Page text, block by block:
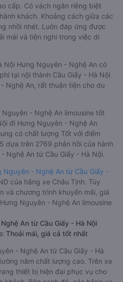
cấp. Có vách ngăn riêng biệt
khách. Khoảng cách giữa các
nhồi nhét. Luôn đáp ứng được
mái và tiện nghi trong việc di
Nội Hưng Nguyên - Nghệ An có
tại nội thành Cầu Giấy - Hà Nội
Nghệ An, rất thuận tiện cho du
- Nghệ An limousine tốt
đi Hưng Nguyên - Nghệ An
có chất lượng Tốt với điểm
dựa trên 2769 phản hồi của hành
Nghệ An từ Cầu Giấy - Hà Nội.
Nguyên - Nghệ An từ Cầu Giấy -
của hãng xe Châu Tịnh. Tùy
và chương trình khuyến mãi, giá
Nguyên - Nghệ An limousine
An từ Cầu Giấy - Hà Nội
Thoải mái, giá cả tốt nhất
- Nghệ An từ Cầu Giấy - Hà
nằm chất lượng cao. Trên xe
thiết bị hiện đại phục vụ cho